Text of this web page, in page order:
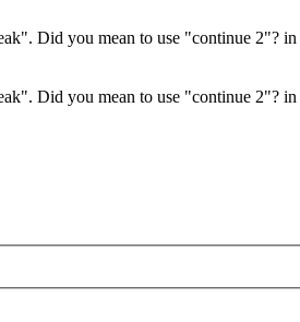
Did you mean to use "continue 2"? in
Did you mean to use "continue 2"? in